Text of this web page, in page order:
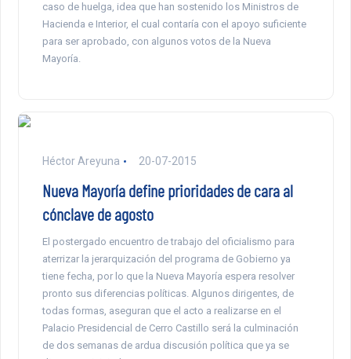
caso de huelga, idea que han sostenido los Ministros de
Hacienda e Interior, el cual contaría con el apoyo suficiente
para ser aprobado, con algunos votos de la Nueva
Mayoría.
Héctor Areyuna 20-07-2015
Nueva Mayoría define prioridades de cara al
cónclave de agosto
El postergado encuentro de trabajo del oficialismo para
aterrizar la jerarquización del programa de Gobierno ya
tiene fecha, por lo que la Nueva Mayoría espera resolver
pronto sus diferencias políticas. Algunos dirigentes, de
todas formas, aseguran que el acto a realizarse en el
Palacio Presidencial de Cerro Castillo será la culminación
de dos semanas de ardua discusión política que ya se